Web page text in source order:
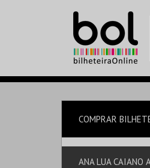
COMPRAR
ANA LUA CAIANO